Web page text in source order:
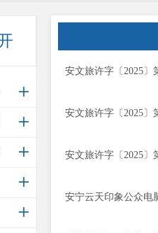
安文旅许字〔2025〕
安文旅许字〔2025〕
安文旅许字〔2025〕
安宁云天印象公众电